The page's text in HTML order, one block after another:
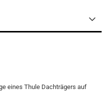
eines Thule Dachträgers auf